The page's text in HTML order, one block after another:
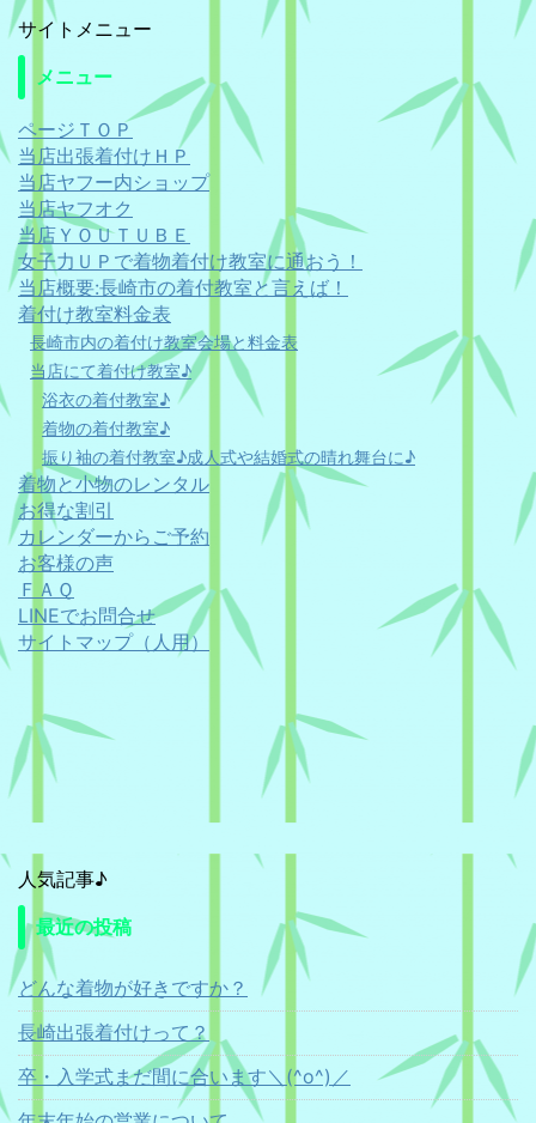
サイトメニュー
メニュー
ページＴＯＰ
当店出張着付けＨＰ
当店ヤフー内ショップ
当店ヤフオク
当店ＹＯＵＴＵＢＥ
女子力ＵＰで着物着付け教室に通おう！
当店概要:長崎市の着付教室と言えば！
着付け教室料金表
長崎市内の着付け教室会場と料金表
当店にて着付け教室♪
浴衣の着付教室♪
着物の着付教室♪
振り袖の着付教室♪成人式や結婚式の晴れ舞台に♪
着物と小物のレンタル
お得な割引
カレンダーからご予約
お客様の声
ＦＡＱ
LINEでお問合せ
サイトマップ（人用）
人気記事♪
最近の投稿
どんな着物が好きですか？
長崎出張着付けって？
卒・入学式まだ間に合います＼(^o^)／